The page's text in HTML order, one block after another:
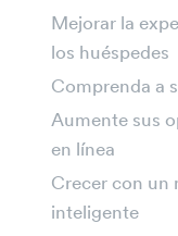
Mejorar la
los huéspedes
Comprenda a
Aumente sus
en línea
Crecer con un
inteligente